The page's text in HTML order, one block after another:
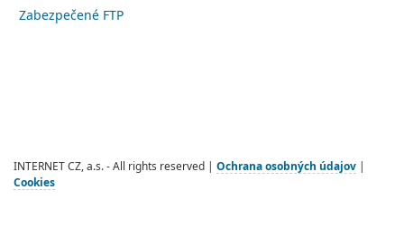
Zabezpečené FTP
INTERNET CZ, a.s. - All rights reserved | Ochrana osobných údajov
Cookies